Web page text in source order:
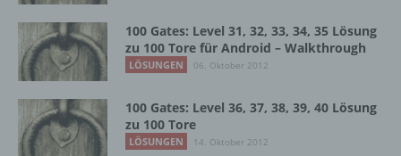
100 Gates: Level 31, 32, 33, 34, 35 Lösung
zu 100 Tore für Android – Walkthrough
LÖSUNGEN 06. Oktober 2012
100 Gates: Level 36, 37, 38, 39, 40 Lösung
zu 100 Tore
LÖSUNGEN 14. Oktober 2012
oder andere Stelle, die personenbezogene
Daten im Auftrag des Verantwortlichen
verarbeitet.
i) Empfänger
Empfänger ist eine natürliche oder juristische